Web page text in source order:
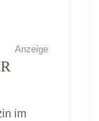
Anzeige
im